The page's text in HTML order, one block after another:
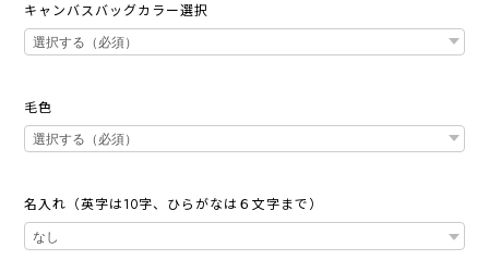
キャンバスバッグカラー選択
毛色
名入れ（英字は10字、ひらがなは６文字まで）